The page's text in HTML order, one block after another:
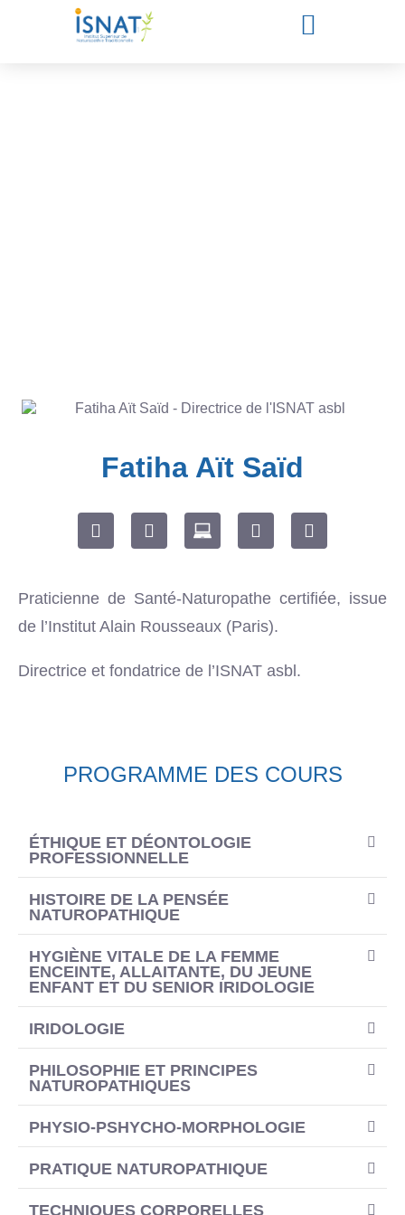
Fatiha Aït Saïd
Praticienne de Santé-Naturopathe certifiée, issue
de l’Institut Alain Rousseaux (Paris).
Directrice et fondatrice de l’ISNAT asbl.
PROGRAMME DES COURS
ÉTHIQUE ET DÉONTOLOGIE
PROFESSIONNELLE
HISTOIRE DE LA PENSÉE
NATUROPATHIQUE
HYGIÈNE VITALE DE LA FEMME
ENCEINTE, ALLAITANTE, DU JEUNE
ENFANT ET DU SENIOR IRIDOLOGIE
IRIDOLOGIE
PHILOSOPHIE ET PRINCIPES
NATUROPATHIQUES
PHYSIO-PSHYCHO-MORPHOLOGIE
PRATIQUE NATUROPATHIQUE
TECHNIQUES CORPORELLES